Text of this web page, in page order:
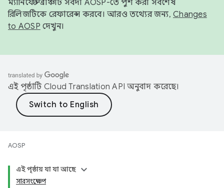
ম্যানিফেস্ট ব্রাঞ্চটি সর্বদা AOSP-তে পুশ করা সর্বশেষ
রিলিজটিকে রেফারেন্স করবে। আরও তথ্যের জন্য, Changes
to AOSP দেখুন।
এই পৃষ্ঠাটি Cloud Translation API অনুবাদ করেছে।
AOSP
এই পৃষ্ঠায় যা যা আছে
সারসংক্ষেপ